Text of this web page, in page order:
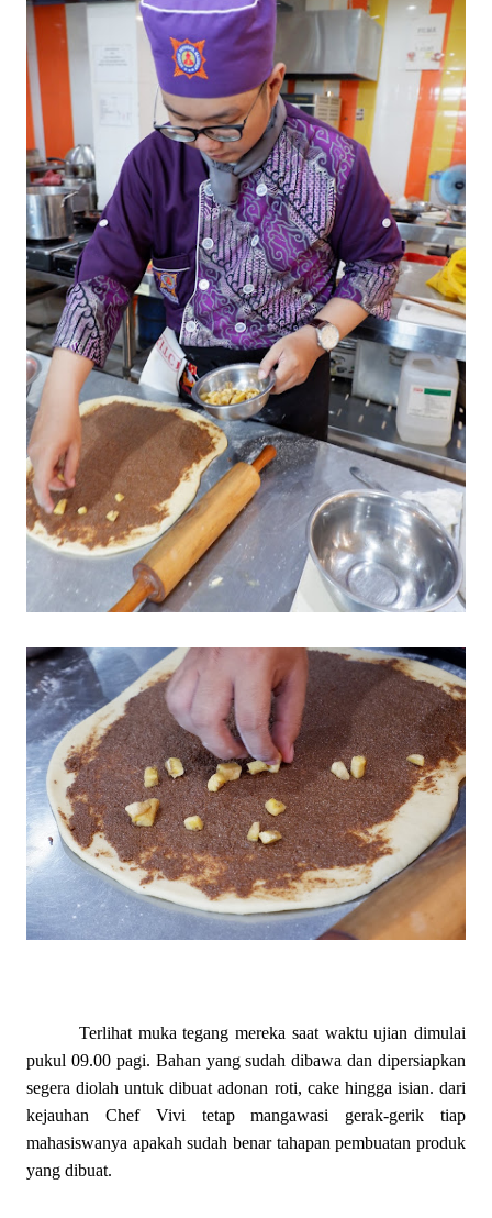
Terlihat muka tegang mereka saat waktu ujian dimulai
pukul 09.00 pagi. Bahan yang sudah dibawa dan dipersiapkan
segera diolah untuk dibuat adonan roti, cake hingga isian. dari
kejauhan Chef Vivi tetap mangawasi gerak-gerik tiap
mahasiswanya apakah sudah benar tahapan pembuatan produk
yang dibuat.